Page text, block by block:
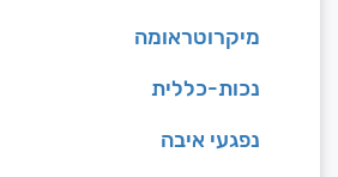
מיקרוטראומה
נכות-כללית
נפגעי איבה